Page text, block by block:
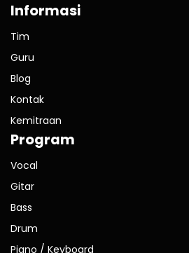
Informasi
Tim
Guru
Blog
Kontak
Kemitraan
Program
Vocal
Gitar
Bass
Drum
Piano / Keyboard